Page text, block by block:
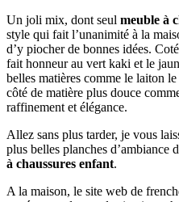
Un joli mix, dont seul meuble à
style qui fait l’unanimité à la
d’y piocher de bonnes idées.
fait honneur au vert kaki et le
belles matières comme le laiton
côté de matière plus douce
raffinement et élégance.
Allez sans plus tarder, je vous
plus belles planches d’ambiance
à chaussures enfant.
A la maison, le site web de